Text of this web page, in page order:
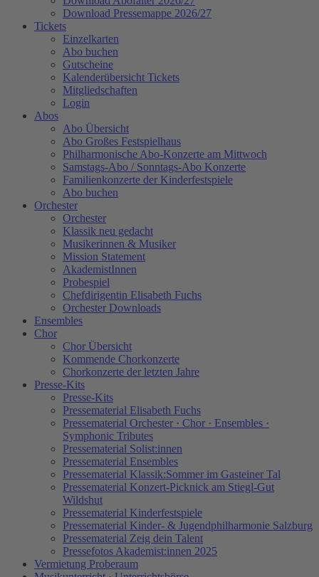
Download Pressemappe 2026/27
Tickets
Einzelkarten
Abo buchen
Gutscheine
Kalenderübersicht Tickets
Mitgliedschaften
Login
Abos
Abo Übersicht
Abo Großes Festspielhaus
Philharmonische Abo-Konzerte am Mittwoch
Samstags-Abo / Sonntags-Abo Konzerte
Familienkonzerte der Kinderfestspiele
Abo buchen
Orchester
Orchester
Klassik neu gedacht
Musikerinnen & Musiker
Mission Statement
AkademistInnen
Probespiel
Chefdirigentin Elisabeth Fuchs
Orchester Downloads
Ensembles
Chor
Chor Übersicht
Kommende Chorkonzerte
Chorkonzerte der letzten Jahre
Presse-Kits
Presse-Kits
Pressematerial Elisabeth Fuchs
Pressematerial Orchester · Chor · Ensembles ·
Symphonic Tributes
Pressematerial Solist:innen
Pressematerial Ensembles
Pressematerial Klassik:Sommer im Gasteiner Tal
Pressematerial Konzert-Picknick am Stiegl-Gut
Wildshut
Pressematerial Kinderfestspiele
Pressematerial Kinder- & Jugendphilharmonie Salzburg
Pressematerial Zeig dein Talent
Pressefotos Akademist:innen 2025
Vermietung Proberaum